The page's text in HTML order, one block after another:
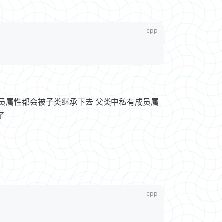
性都会被子类继承下去 父类中私有成员属